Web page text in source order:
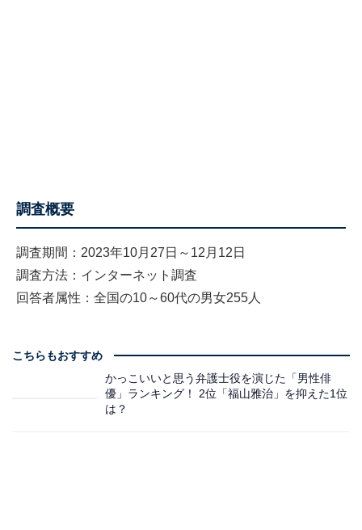
調査概要
調査期間：2023年10月27日～12月12日
調査方法：インターネット調査
回答者属性：全国の10～60代の男女255人
こちらもおすすめ
かっこいいと思う弁護士役を演じた「男性俳
優」ランキング！ 2位「福山雅治」を抑えた1位
は？